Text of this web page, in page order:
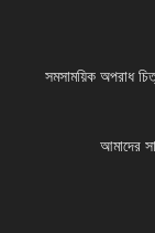
সমসাময়িক অপরাধ
আমাদের